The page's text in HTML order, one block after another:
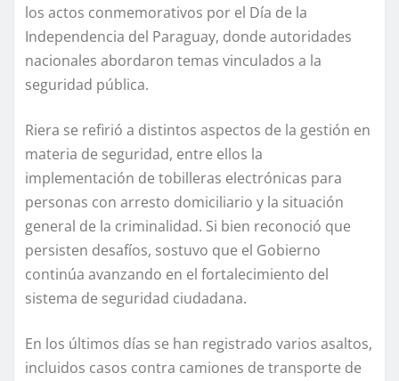
los actos conmemorativos por el Día de la
Independencia del Paraguay, donde autoridades
nacionales abordaron temas vinculados a la
seguridad pública.
Riera se refirió a distintos aspectos de la gestión en
materia de seguridad, entre ellos la
implementación de tobilleras electrónicas para
personas con arresto domiciliario y la situación
general de la criminalidad. Si bien reconoció que
persisten desafíos, sostuvo que el Gobierno
continúa avanzando en el fortalecimiento del
sistema de seguridad ciudadana.
En los últimos días se han registrado varios asaltos,
incluidos casos contra camiones de transporte de